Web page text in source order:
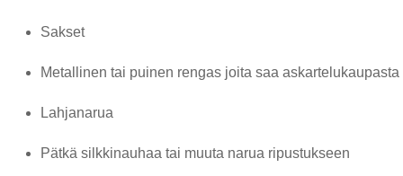
Sakset
Metallinen tai puinen rengas joita saa askartelukaupasta
Lahjanarua
Pätkä silkkinauhaa tai muuta narua ripustukseen